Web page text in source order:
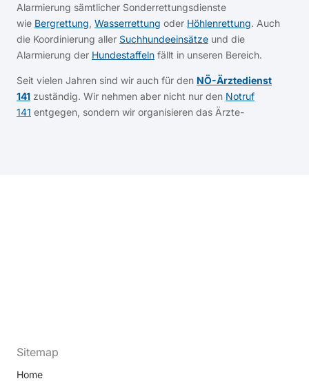
Alarmierung sämtlicher Sonderrettungsdienste
wie Bergrettung, Wasserrettung oder Höhlenrettung. Auch
die Koordinierung aller Suchhundeeinsätze und die
Alarmierung der Hundestaffeln fällt in unseren Bereich.
Seit vielen Jahren sind wir auch für den NÖ-Ärztedienst
141 zuständig. Wir nehmen aber nicht nur den Notruf
141 entgegen, sondern wir organisieren das Ärzte-
Sitemap
Home